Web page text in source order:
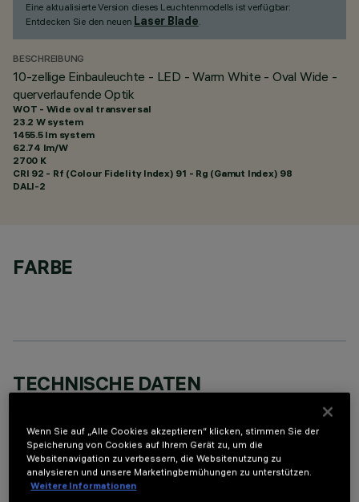
Eine aktualisierte Version dieses Leuchtenmodells ist verfügbar:
Entdecken Sie den neuen Laser Blade.
BESCHREIBUNG
10-zellige Einbauleuchte - LED - Warm White - Oval Wide -
querverlaufende Optik
WOT - Wide oval transversal
23.2 W system
1455.5 lm system
62.74 lm/W
2700 K
CRI 92 - Rf (Colour Fidelity Index) 91 - Rg (Gamut Index) 98
DALI-2
FARBE
TECHNISCHE DATEN
BESCHREIBUNG
Miniaturisierte, rechteckige Einbauleuchte mit 10 optischen
Elementen mit LED-Lampen - feste Wide Oval-Optiken mit
Wenn Sie auf „Alle Cookies akzeptieren“ klicken, stimmen Sie der
Speicherung von Cookies auf Ihrem Gerät zu, um die
Websitenavigation zu verbessern, die Websitenutzung zu
analysieren und unsere Marketingbemühungen zu unterstützen.
Weitere Informationen